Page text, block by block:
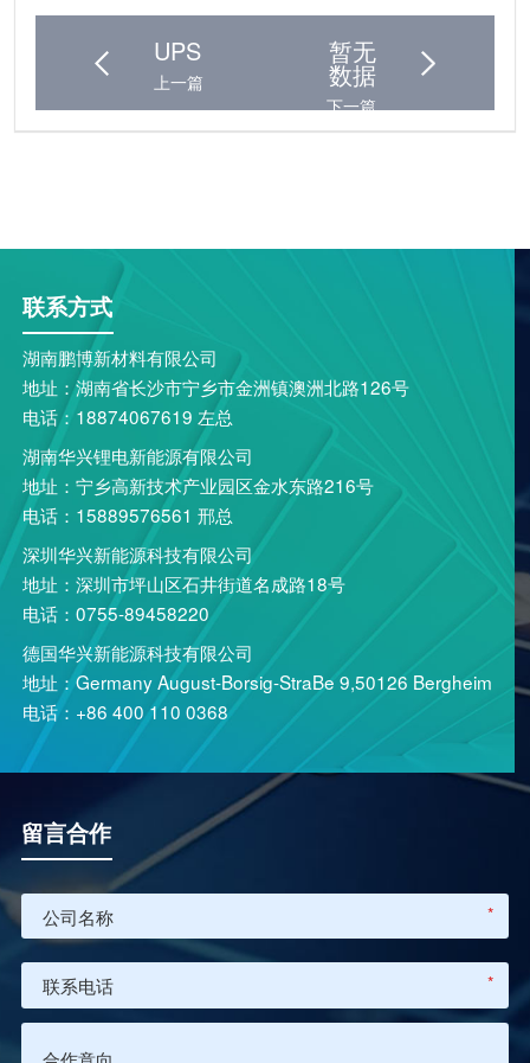
UPS
上一篇
暂无
数据
下一篇
联系方式
湖南鹏博新材料有限公司
地址：湖南省长沙市宁乡市金洲镇澳洲北路126号
电话：18874067619 左总
湖南华兴锂电新能源有限公司
地址：宁乡高新技术产业园区金水东路216号
电话：15889576561 邢总
深圳华兴新能源科技有限公司
地址：深圳市坪山区石井街道名成路18号
电话：0755-89458220
德国华兴新能源科技有限公司
地址：Germany August-Borsig-StraBe 9,50126 Bergheim
电话：+86 400 110 0368
留言合作
*
*